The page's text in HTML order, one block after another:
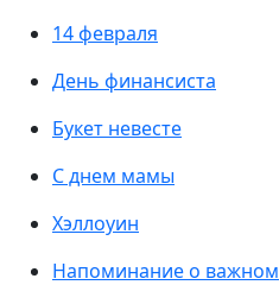
14 февраля
День финансиста
Букет невесте
С днем мамы
Хэллоуин
Напоминание о важном